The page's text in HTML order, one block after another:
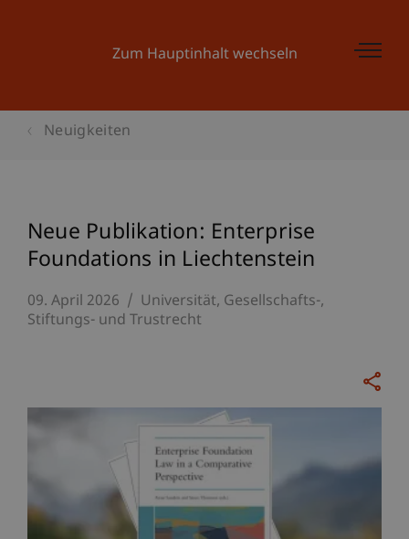
Zum Hauptinhalt wechseln
Neuigkeiten
Neue Publikation: Enterprise
Foundations in Liechtenstein
09. April 2026 Universität Gesellschafts-,
Stiftungs- und Trustrecht